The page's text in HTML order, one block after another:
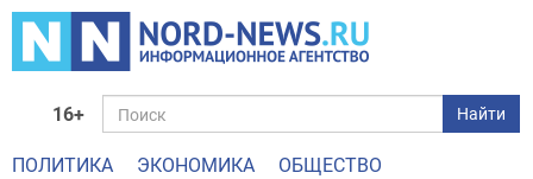
16+ Найти
ПОЛИТИКА ЭКОНОМИКА
ОБЩЕСТВО